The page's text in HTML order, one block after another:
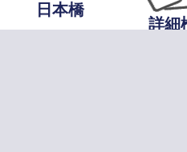
日本橋
詳細